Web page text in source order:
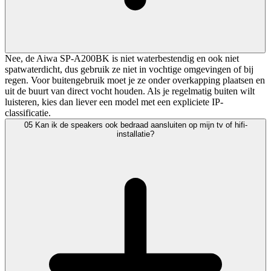
Nee, de Aiwa SP-A200BK is niet waterbestendig en ook niet
spatwaterdicht, dus gebruik ze niet in vochtige omgevingen of bij
regen. Voor buitengebruik moet je ze onder overkapping plaatsen en
uit de buurt van direct vocht houden. Als je regelmatig buiten wilt
luisteren, kies dan liever een model met een expliciete IP-
classificatie.
05 Kan ik de speakers ook bedraad aansluiten op mijn tv of hifi-
installatie?